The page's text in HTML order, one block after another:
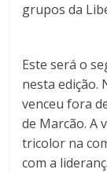
grupos da
Este será o
nesta edição.
venceu fora
de Marcão. A
tricolor na
com a